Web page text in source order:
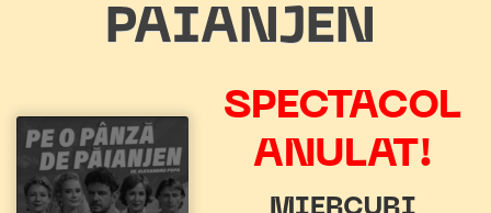
PAIANJEN
SPECTACOL
ANULAT!